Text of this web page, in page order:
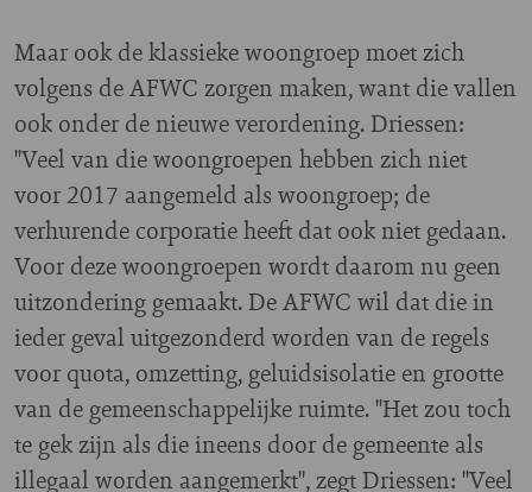
Maar ook de klassieke woongroep moet zich
volgens de AFWC zorgen maken, want die vallen
ook onder de nieuwe verordening. Driessen:
"Veel van die woongroepen hebben zich niet
voor 2017 aangemeld als woongroep; de
verhurende corporatie heeft dat ook niet gedaan.
Voor deze woongroepen wordt daarom nu geen
uitzondering gemaakt. De AFWC wil dat die in
ieder geval uitgezonderd worden van de regels
voor quota, omzetting, geluidsisolatie en grootte
van de gemeenschappelijke ruimte. "Het zou toch
te gek zijn als die ineens door de gemeente als
illegaal worden aangemerkt", zegt Driessen: "Veel